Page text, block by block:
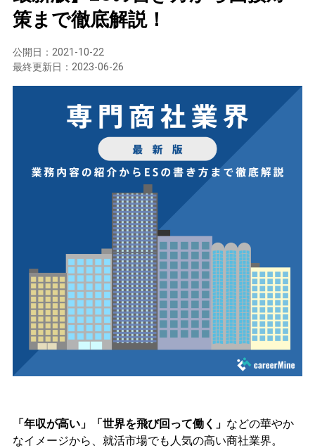
策まで徹底解説！
公開日： 2021-10-22
最終更新日： 2023-06-26
「年収が高い」「世界を飛び回って働く」 などの華やか
なイメージから、就活市場でも人気の高い商社業界。